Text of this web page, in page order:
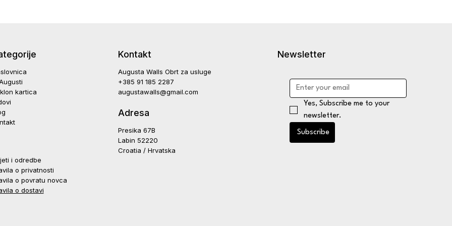
kartica
Kontakt
Augusta Walls Obrt za usluge
+385 91 185 2287
augustawalls@gmail.com
Adresa
Presika 67B
Labin 52220
Croatia / Hrvatska
Newsletter
Yes, Subscribe me to your
newsletter.
Subscribe
i odredbe
o privatnosti
o povratu novca
o dostavi